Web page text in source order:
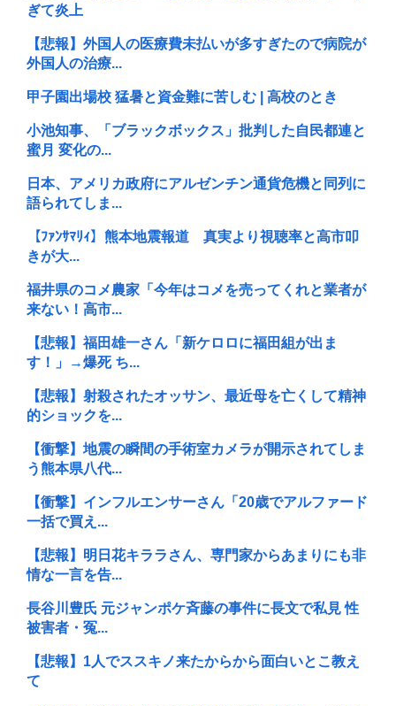
ぎて炎上
【悲報】外国人の医療費未払いが多すぎたので病院が
外国人の治療...
甲子園出場校 猛暑と資金難に苦しむ | 高校のとき
小池知事、「ブラックボックス」批判した自民都連と
蜜月 変化の...
日本、アメリカ政府にアルゼンチン通貨危機と同列に
語られてしま...
【ﾌｧﾝｻﾏﾘｨ】熊本地震報道 真実より視聴率と高市叩
きが大...
福井県のコメ農家「今年はコメを売ってくれと業者が
来ない！高市...
【悲報】福田雄一さん「新ケロロに福田組が出ま
す！」→爆死 ち...
【悲報】射殺されたオッサン、最近母を亡くして精神
的ショックを...
【衝撃】地震の瞬間の手術室カメラが開示されてしま
う熊本県八代...
【衝撃】インフルエンサーさん「20歳でアルファード
一括で買え...
【悲報】明日花キララさん、専門家からあまりにも非
情な一言を告...
長谷川豊氏 元ジャンポケ斉藤の事件に長文で私見 性
被害者・冤...
【悲報】1人でススキノ来たからから面白いとこ教え
て